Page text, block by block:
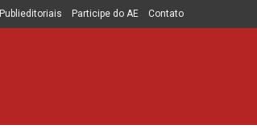
Publieditoriais Participe do AE Contato